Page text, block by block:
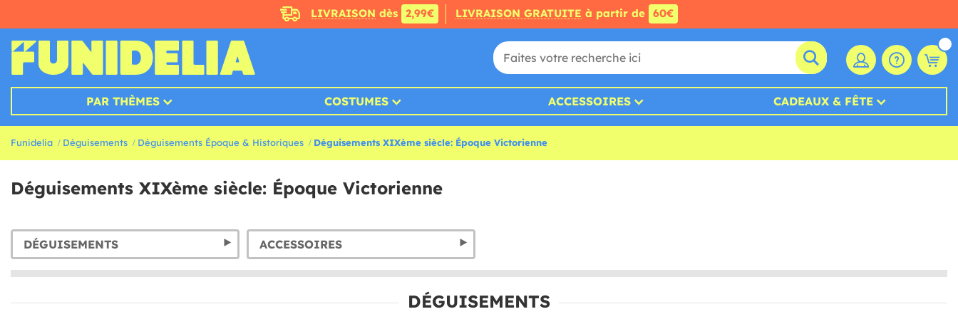
LIVRAISON dès 2,99€ LIVRAISON GRATUITE à partir de 60€
PAR THÈMES COSTUMES ACCESSOIRES CADEAUX & FÊTE
Funidelia Déguisements Déguisements Époque & Historiques Déguisements XIXème siècle: Époque Victorienne
Déguisements XIXème siècle: Époque Victorienne
DÉGUISEMENTS ACCESSOIRES
DÉGUISEMENTS